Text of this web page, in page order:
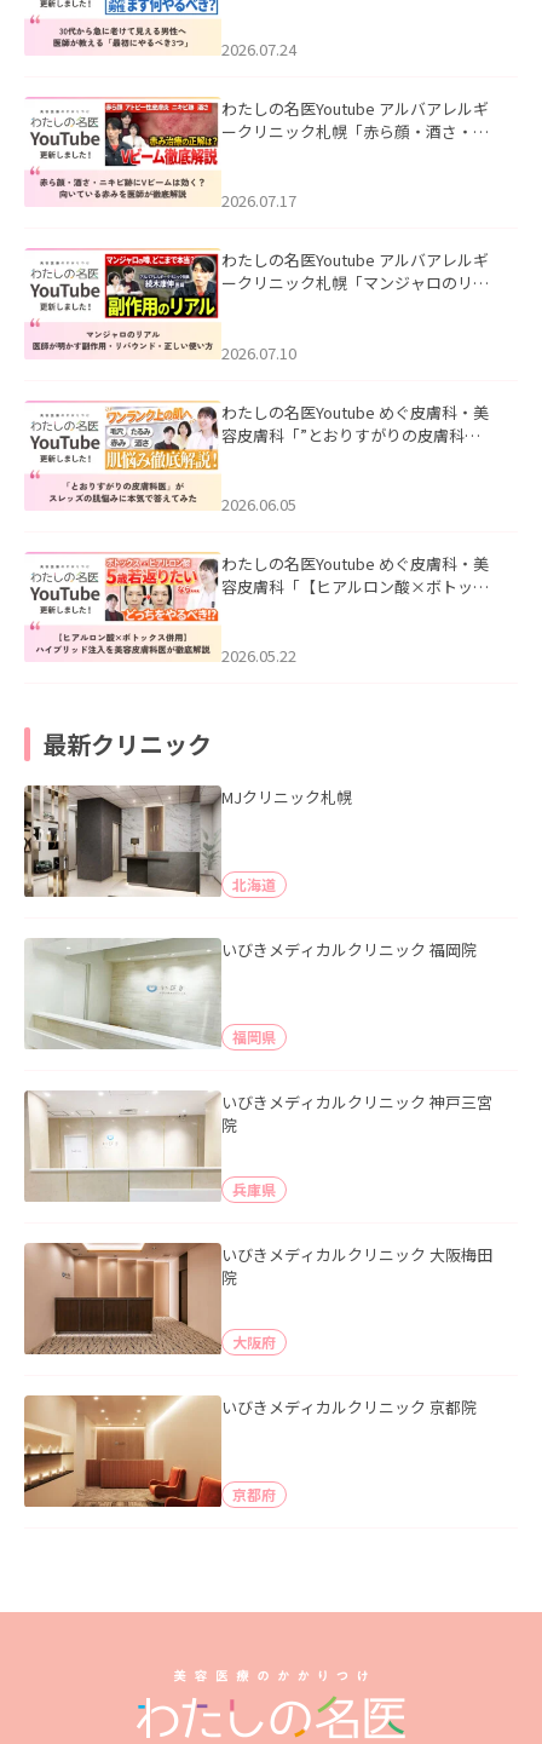
た。
2026.07.24
わたしの名医Youtube アルバアレルギ
ークリニック札幌「赤ら顔・酒さ・ニ
した。
2026.07.17
わたしの名医Youtube アルバアレルギ
ークリニック札幌「マンジャロのリア
た。
2026.07.10
わたしの名医Youtube めぐ皮膚科・美
容皮膚科「”とおりすがりの皮膚科
2026.06.05
わたしの名医Youtube めぐ皮膚科・美
容皮膚科「【ヒアルロン酸×ボトック
た。
2026.05.22
最新クリニック
MJクリニック札幌
北海道
いびきメディカルクリニック 福岡院
福岡県
いびきメディカルクリニック 神戸三宮
院
兵庫県
いびきメディカルクリニック 大阪梅田
院
大阪府
いびきメディカルクリニック 京都院
京都府